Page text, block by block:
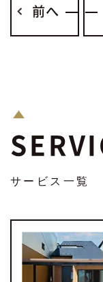
前へ
サービス一覧